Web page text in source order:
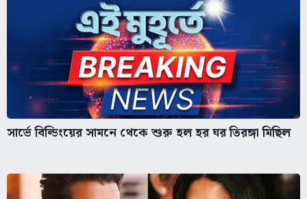
সার্ভে বিল্ডিংয়ের সামনে থেকে শুরু হল হর ঘর তিরঙ্গা মিছিল